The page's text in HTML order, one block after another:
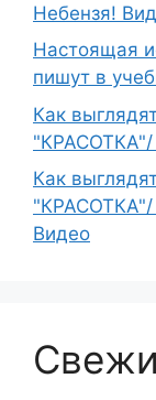
Небензя!
Настоящая
пишут в
Как
Как
Видео